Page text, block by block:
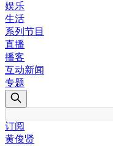
娱乐
生活
系列节目
直播
播客
互动新闻
专题
订阅
黄俊贤